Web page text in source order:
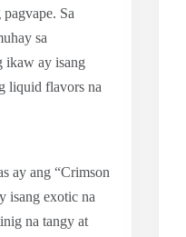
Sa
sa
ikaw ay isang
liquid flavors na
ay ang “Crimson
isang exotic na
na tangy at